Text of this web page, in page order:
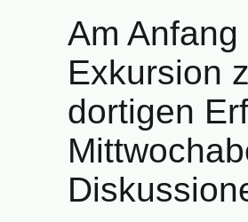
Am
Exkursion
dortigen